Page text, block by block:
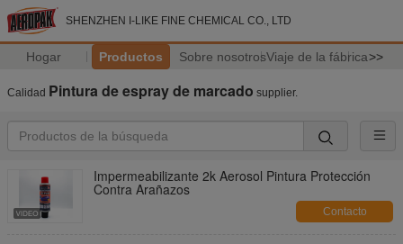
SHENZHEN I-LIKE FINE CHEMICAL CO., LTD
Hogar Productos Sobre nosotrosViaje de la fábrica>>
Calidad Pintura de espray de marcado supplier.
Impermeabilizante 2k Aerosol Pintura Protección
Contra Arañazos
Contacto